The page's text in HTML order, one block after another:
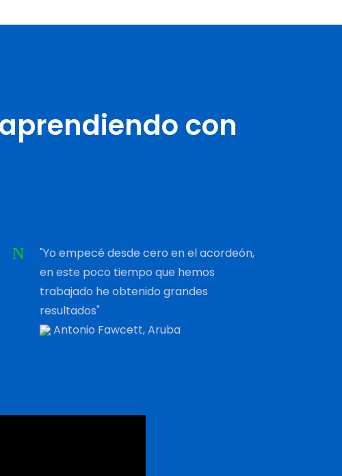
con
"Yo empecé desde cero en el acordeón,
en este poco tiempo que hemos
trabajado he obtenido grandes
resultados"
Antonio Fawcett, Aruba